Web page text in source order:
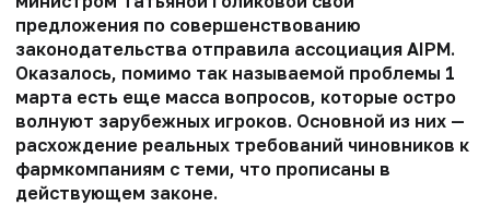
предложения по совершенствованию
законодательства отправила ассоциация AIPM.
Оказалось, помимо так называемой проблемы 1
марта есть еще масса вопросов, которые остро
волнуют зарубежных игроков. Основной из них —
расхождение реальных требований чиновников к
фармкомпаниям с теми, что прописаны в
действующем законе.